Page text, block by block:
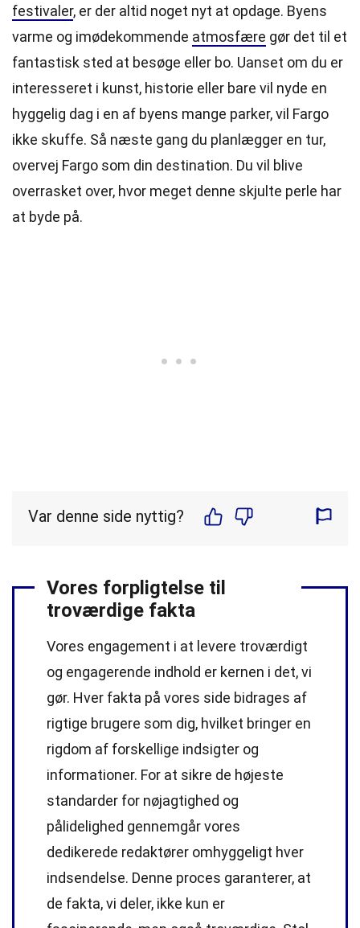
festivaler, er der altid noget nyt at opdage. Byens
varme og imødekommende atmosfære gør det til et
fantastisk sted at besøge eller bo. Uanset om du er
interesseret i kunst, historie eller bare vil nyde en
hyggelig dag i en af byens mange parker, vil Fargo
ikke skuffe. Så næste gang du planlægger en tur,
overvej Fargo som din destination. Du vil blive
overrasket over, hvor meget denne skjulte perle har
at byde på.
Var denne side nyttig?
Vores forpligtelse til
troværdige fakta
Vores engagement i at levere troværdigt
og engagerende indhold er kernen i det, vi
gør. Hver fakta på vores side bidrages af
rigtige brugere som dig, hvilket bringer en
rigdom af forskellige indsigter og
informationer. For at sikre de højeste
standarder for nøjagtighed og
pålidelighed gennemgår vores
dedikerede redaktører omhyggeligt hver
indsendelse. Denne proces garanterer, at
de fakta, vi deler, ikke kun er